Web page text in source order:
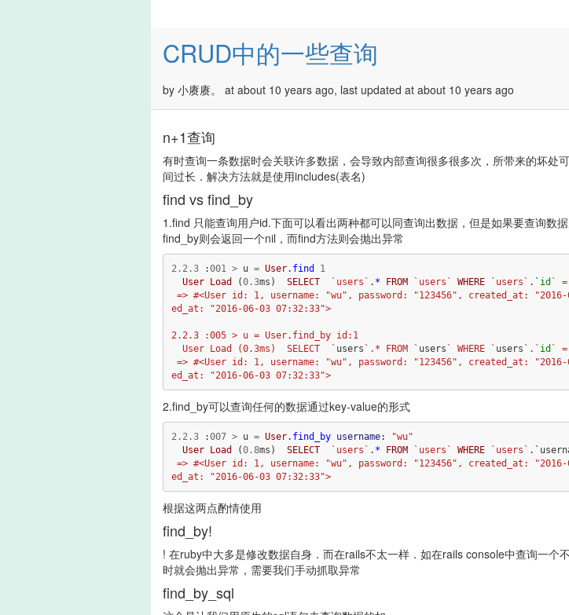
CRUD中的一些查询
by 小赓赓。 at about 10 years ago, last updated at about 10 years ago
n+1查询
有时查询一条数据时会关联许多数据，会导致内部查询很多很多次，所带来的坏处
间过长．解决方法就是使用includes(表名)
find vs find_by
1.find 只能查询用户id.下面可以看出两种都可以同查询出数据，但是如果要查询数
find_by则会返回一个nil，而find方法则会抛出异常
2.2 .3 :001 > u = User. find
1
User
Load (0.3ms ) SELECT `users` . * FROM `users` WHERE `users` . ` id ` =
ed_at: "2016-06-03 07:32:33">
2.2.3 :005 > u = User.find_by id:1
  User Load (0.3ms)  SELECT  `
users `.* FROM ` users ` WHERE ` users `.` id ` =
2.find_by可以查询任何的数据通过key-value的形式
2.2 .3 :007 > u = User. find_by username:
"wu"
User
Load (0.8ms ) SELECT `users` . * FROM `users` WHERE `users` . `
根据这两点酌情使用
find_by!
! 在ruby中大多是修改数据自身．而在rails不太一样．如在rails console中查询一个
时就会抛出异常，需要我们手动抓取异常
find_by_sql